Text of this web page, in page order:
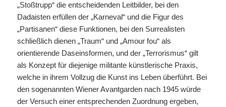
„Stoßtrupp“ die entscheidenden Leitbilder, bei den
Dadaisten erfüllen der „Karneval“ und die Figur des
„Partisanen“ diese Funktionen, bei den Surrealisten
schließlich dienen „Traum“ und „Amour fou“ als
orientierende Daseinsformen, und der „Terrorismus“ gilt
als Konzept für diejenige militante künstlerische Praxis,
welche in ihrem Vollzug die Kunst ins Leben überführt. Bei
den sogenannten Wiener Avantgarden nach 1945 würde
der Versuch einer entsprechenden Zuordnung ergeben,